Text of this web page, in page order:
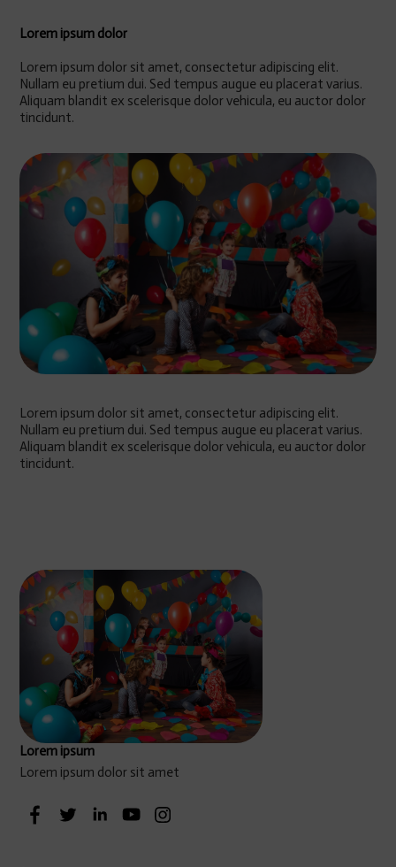
Lorem ipsum dolor
Lorem ipsum dolor sit amet, consectetur adipiscing elit.
Nullam eu pretium dui. Sed tempus augue eu placerat varius.
Aliquam blandit ex scelerisque dolor vehicula, eu auctor dolor
tincidunt.
Lorem ipsum dolor sit amet, consectetur adipiscing elit.
Nullam eu pretium dui. Sed tempus augue eu placerat varius.
Aliquam blandit ex scelerisque dolor vehicula, eu auctor dolor
tincidunt.
Lorem ipsum
Lorem ipsum dolor sit amet